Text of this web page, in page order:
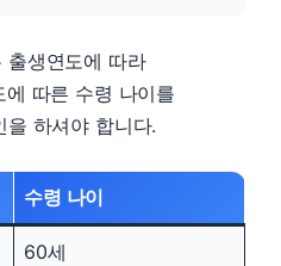
출생연도에 따라
따른 수령 나이를
을 하셔야 합니다.
수령 나이
60세